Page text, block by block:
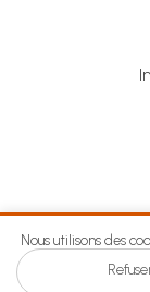
Nous utilisons des